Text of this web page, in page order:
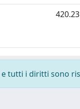
tutti i diritti sono